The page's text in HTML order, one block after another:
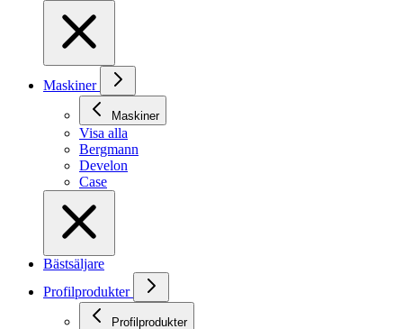
Maskiner
Maskiner
Visa alla
Bergmann
Develon
Case
Bästsäljare
Profilprodukter
Profilprodukter